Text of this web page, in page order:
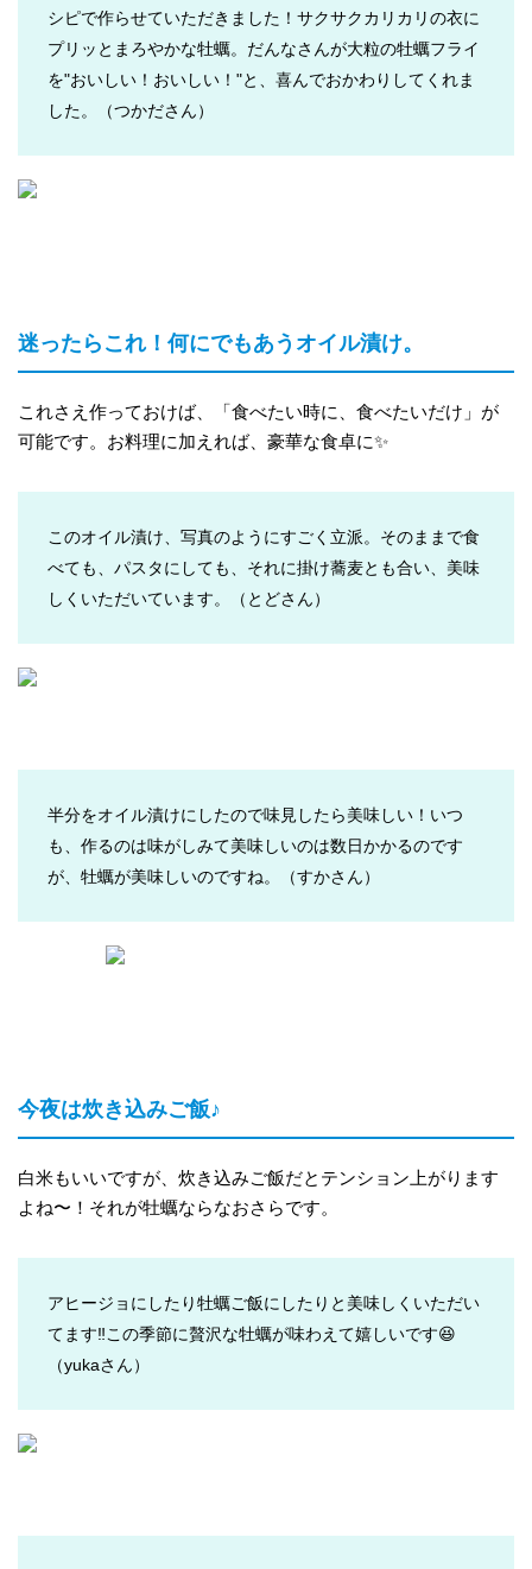
シピで作らせていただきました！サクサクカリカリの衣に
プリッとまろやかな牡蠣。だんなさんが大粒の牡蠣フライ
を"おいしい！おいしい！"と、喜んでおかわりしてくれま
した。（つかださん）
迷ったらこれ！何にでもあうオイル漬け。
これさえ作っておけば、「食べたい時に、食べたいだけ」が
可能です。お料理に加えれば、豪華な食卓に✨
このオイル漬け、写真のようにすごく立派。そのままで食
べても、パスタにしても、それに掛け蕎麦とも合い、美味
しくいただいています。（とどさん）
半分をオイル漬けにしたので味見したら美味しい！いつ
も、作るのは味がしみて美味しいのは数日かかるのです
が、牡蠣が美味しいのですね。
（すかさん）
今夜は炊き込みご飯♪
白米もいいですが、炊き込みご飯だとテンション上がります
よね〜！それが牡蠣ならなおさらです。
アヒージョにしたり牡蠣ご飯にしたりと美味しくいただい
てます‼️この季節に贅沢な牡蠣が味わえて嬉しいです😆
（yukaさん）